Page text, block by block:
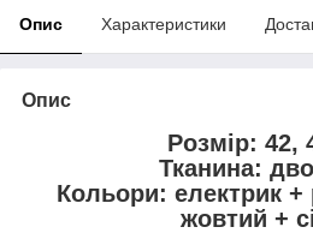
Опис Характеристики
Опис
Розмір: 42,
Тканина:
Кольори: електрик
жовтий +